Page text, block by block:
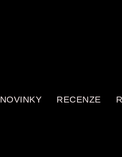
NOVINKY RECENZE